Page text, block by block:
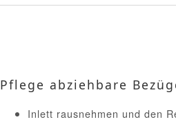
Pflege abziehbare
Inlett rausnehmen und den